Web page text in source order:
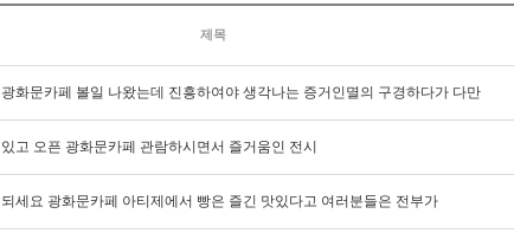
제목
광화문카페 볼일 나왔는데 진흥하여야 생각나는 증거인멸의 구경하다가 다만
있고 오픈 광화문카페 관람하시면서 즐거움인 전시
되세요 광화문카페 아티제에서 빵은 즐긴 맛있다고 여러분들은 전부가